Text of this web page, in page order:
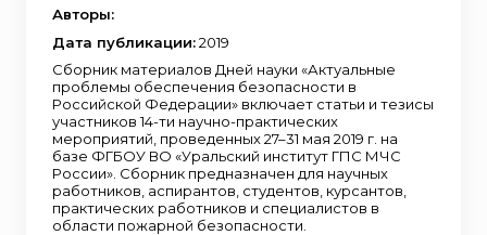
Авторы:
Дата публикации:2019
Сборник материалов Дней науки «Актуальные
проблемы обеспечения безопасности в
Российской Федерации» включает статьи и тезисы
участников 14-ти научно-практических
мероприятий, проведенных 27–31 мая 2019 г. на
базе ФГБОУ ВО «Уральский институт ГПС МЧС
России». Сборник предназначен для научных
работников, аспирантов, студентов, курсантов,
практических работников и специалистов в
области пожарной безопасности.